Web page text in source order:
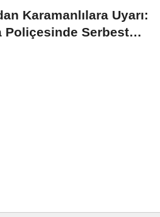
Karamanlılara Uyarı:
Poliçesinde Serbest